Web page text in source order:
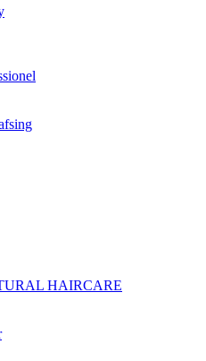
HAIRCARE